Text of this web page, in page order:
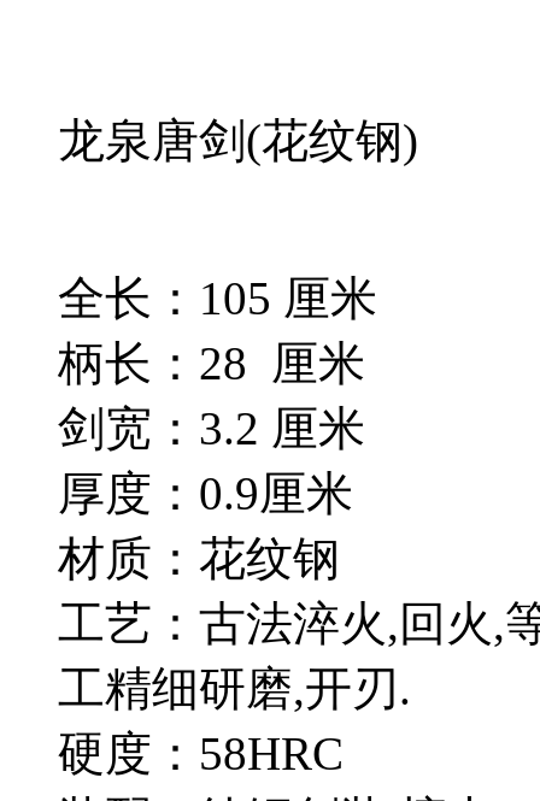
龙泉唐剑(花纹钢)
全长：105 厘米
柄长：28 厘米
剑宽：3.2 厘米
厚度：0.9厘米
材质：花纹钢
工艺：古法淬火,回火,
工精细研磨,开刃.
硬度：58HRC